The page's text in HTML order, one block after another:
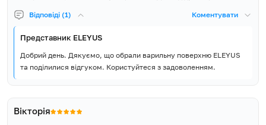
Відповіді (1) Коментувати
Представник ELEYUS
Добрий день. Дякуємо, що обрали варильну поверхню ELEYUS
та поділилися відгуком. Користуйтеся з задоволенням.
Вікторія